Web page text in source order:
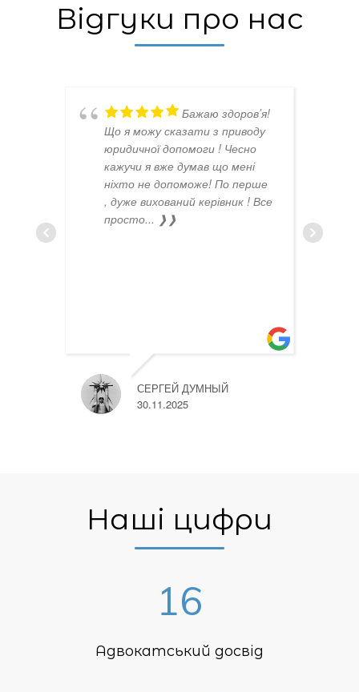
Відгуки про нас
Бажаю здоровʼя!
Що я можу сказати з приводу
юридичної допомоги ! Чесно
кажучи я вже думав що мені
ніхто не допоможе! По перше
, дуже вихований керівник ! Все
просто... ❱❱
СЕРГЕЙ ДУМНЫЙ
30.11.2025
Наші цифри
16
Адвокатський досвід